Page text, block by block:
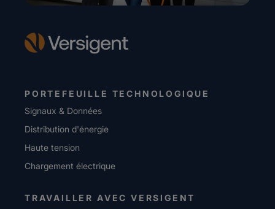
PORTEFEUILLE TECHNOLOGIQUE
Signaux & Données
Distribution d'énergie
Haute tension
Chargement électrique
TRAVAILLER AVEC VERSIGENT